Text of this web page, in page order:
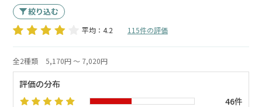
絞り込む
平均：4.2 115件の評価
全2種類 5,170円 ～ 7,020円
評価の分布
46件